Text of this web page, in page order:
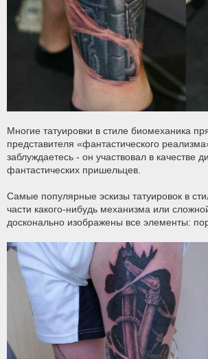
Многие татуировки в стиле биомеханика
представителя «фантастического
заблуждаетесь - он участвовал в
фантастических пришельцев.
Самые популярные эскизы татуировок в
части какого-нибудь механизма или
досконально изображены все элементы: